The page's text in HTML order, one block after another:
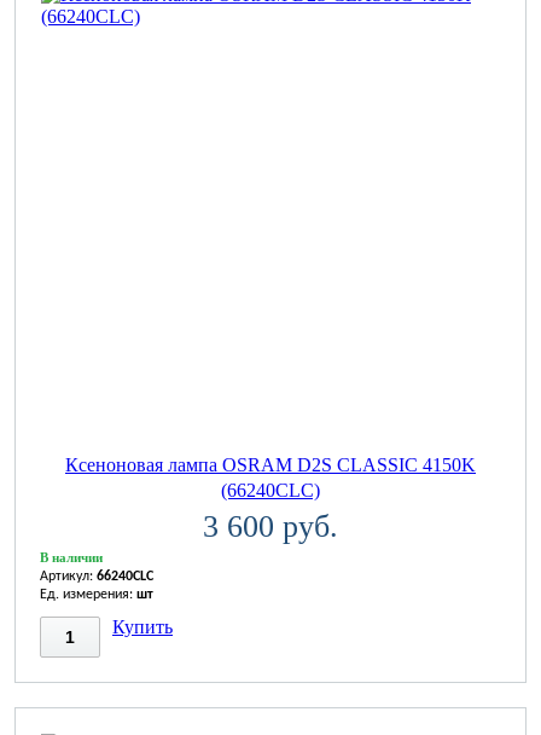
Ксеноновая лампа OSRAM D2S CLASSIC 4150K
(66240CLC)
3 600 руб.
В наличии
Артикул: 66240CLC
Ед. измерения: шт
Купить